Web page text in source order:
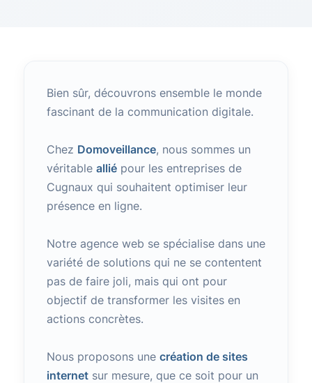
Bien sûr, découvrons ensemble le monde
fascinant de la communication digitale.
Chez Domoveillance, nous sommes un
véritable alliépour les entreprises de
Cugnaux qui souhaitent optimiser leur
présence en ligne.
Notre agence web se spécialise dans une
variété de solutions qui ne se contentent
pas de faire joli, mais qui ont pour
objectif de transformer les visites en
actions concrètes.
Nous proposons une création de sites
internetsur mesure, que ce soit pour un